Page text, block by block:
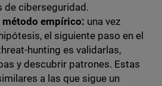
de ciberseguridad.
empírico: una vez
el siguiente paso en el
hunting es validarlas,
y descubrir patrones. Estas
a las que sigue un